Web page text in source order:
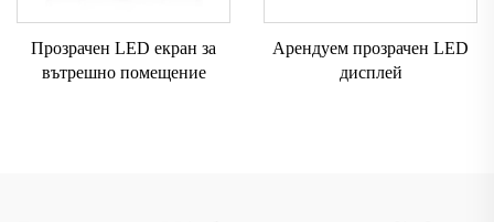
Прозрачен LED екран за
вътрешно помещение
Арендуем прозрачен LED
дисплей